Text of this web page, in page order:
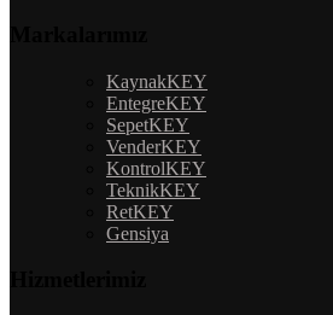
KaynakKEY
EntegreKEY
SepetKEY
VenderKEY
KontrolKEY
TeknikKEY
RetKEY
Gensiya